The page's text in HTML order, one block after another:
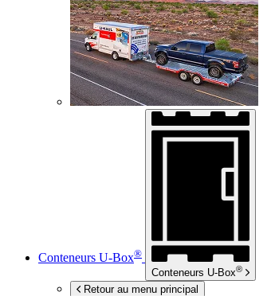
Conteneurs U-Box®
Conteneurs U-Box®
Retour au menu principal